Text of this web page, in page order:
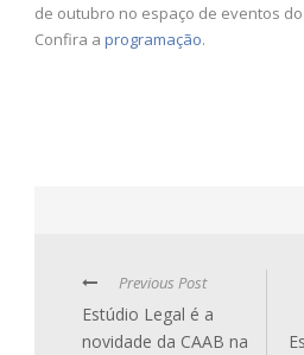
de outubro no espaço de eventos
Confira a programação.
Previous Post
Estúdio Legal é a
novidade da CAAB na